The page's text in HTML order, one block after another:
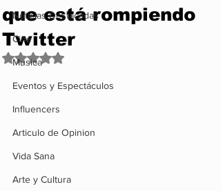
Noticias Destacadas
Cine
Musica
Eventos y Espectáculos
Influencers
Articulo de Opinion
Vida Sana
Arte y Cultura
que está rompiendo
Twitter
Obtuvo NaN de 5 estrellas.